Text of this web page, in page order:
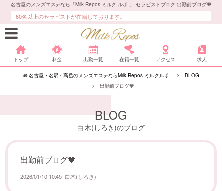
名古屋のメンズエステなら「Milk Repos-ミルク ルポ-」 セラピストブログ 出勤前ブログ🧡
60名以上のセラピストが在籍しております。
トップ 料金 出勤一覧 在籍一覧 アクセス 求人
名古屋・名駅・高岳のメンズエステならMilk Repos-ミルクルポ--
BLOG
出勤前ブログ🧡
BLOG
白木(しろき)のブログ
出勤前ブログ🧡
2026/01/10 10:45 白木(しろき)